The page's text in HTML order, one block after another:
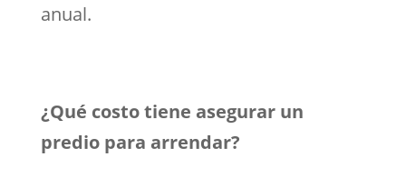
anual.
¿Qué costo tiene asegurar un
predio para arrendar?